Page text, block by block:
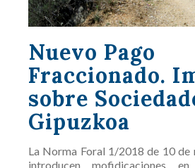
Nuevo Pago
Fraccionado.
sobre
Gipuzkoa
La Norma Foral 1/2018 de 10 de
introducen mofidicaciones